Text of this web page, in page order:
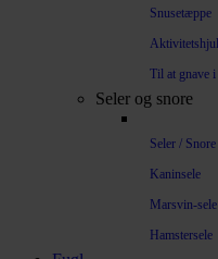
Snusetæppe
Aktivitetshjul
Til at gnave i
Seler og snore
Seler / Snore
Kaninsele
Marsvin-sele
Hamstersele